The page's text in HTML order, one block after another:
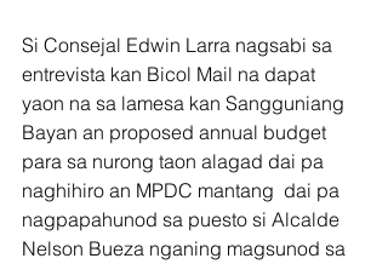
Si Consejal Edwin Larra nagsabi sa
entrevista kan Bicol Mail na dapat
yaon na sa lamesa kan Sangguniang
Bayan an proposed annual budget
para sa nurong taon alagad dai pa
naghihiro an MPDC mantang  dai pa
nagpapahunod sa puesto si Alcalde
Nelson Bueza nganing magsunod sa